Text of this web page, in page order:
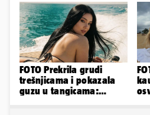
FOTO Prekrila grudi
trešnjicama i pokazala
guzu u tangicama: